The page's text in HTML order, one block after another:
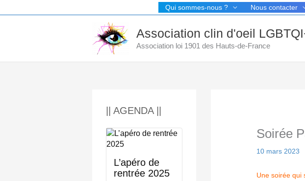
au
Qui sommes-nous ? Nous contacter
Association clin d'oeil
Association loi 1901 des Hauts-de-France
|| AGENDA ||
L’apéro de
rentrée 2025
Soirée
10 mars 2023
Une soirée qui